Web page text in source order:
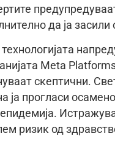
да ја засили
Meta
скептични.
ја прогласи
ризик од